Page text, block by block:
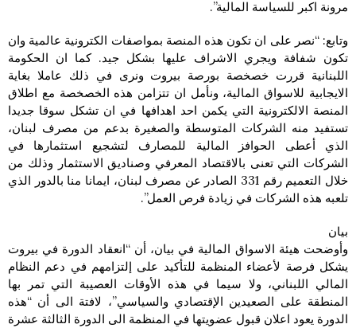
مرونة اكبر للسياسة المالية”.
وتابع: “نصر على ان تكون هذه المنصة بمواصفات الكترونية عالمية وان
تكون شفافة ويجري الاشراف عليها بشكل جيد. كما ان الحكومة
اللبنانية قررت خصخصة بورصة بيروت ونرى في ذلك عاملا بغاية
الايجابية للاسواق المالية، ونأمل ان تتزامن هذه الخصخصة مع اطلاق
المنصة الالكترونية التي يكمن احد اهدافها في ان تشكل سوقا جديدا
تستفيد منه الشركات المتوسطة والصغيرة بدعم من مصرف لبنان،
الذي أعطى الحوافز المالية للمصارف لتشجيع استثمارها في
الشركات التي تعنى بالاقتصاد المعرفي وصناديق الاستثمار وذلك من
خلال التعميم رقم 331 الصادر عن مصرف لبنان، ايمانا منا بالدور الذي
تلعبه هذه الشركات في زيادة فرص العمل”.
بيان
وأوضحت هيئة الاسواق المالية في بيان، أن “انعقاد الدورة في بيروت
يشكل فرصة لأعضاء المنظمة للتأكيد على إلتزامهم في دعم النظام
المالي اللبناني، ولا سيما في هذه الأوقات العصيبة التي تمر بها
المنطقة على الصعيدين الإقتصادي والسياسي”، لافتة الى أن “هذه
الدورة يعود اعلان قبول عضويتها في المنظمة الى الدورة الثالثة عشرة